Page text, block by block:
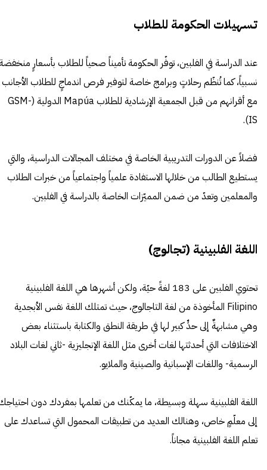
تسهيلات الحكومة للطلاب
عند الدراسة في الفلبين، توفّر الحكومة تأميناً صحياً للطلاب بأسعارٍ
نسبياً، كما تُنظّم رحلاتٍ وبرامج خاصة لتوفير فرص اندماجٍ للطلاب الأجانب
مع أقرانهم من قبل الجمعية الإرشادية للطلاب Mapúa الدولية (GSM-
IS).
فضلاً عن الدورات التدريبية الخاصة في مختلف المجالات الدراسية، والتي
يستطيع الطالب من خلالها الاستفادة علمياً واجتماعياً من خبرات الطلاب
والمعلمين وتعدّ من ضمن المميّزات الخاصة بالدراسة في الفلبين.
اللغة الفلبينية (تجالوج)
تحتوي الفلبين على 183 لغةً حيّة، ولكن أشهرها هي اللغة الفلبينية
Filipino المأخوذة من لغة التاجالوج، حيث تمتلك اللغة نفس الأبجدية
وهي مشابهةٌ إلى حدٍّ كبير لها في طريقة النطق والكتابة باستثناء بعض
الاختلافات التي أحدثتها لغات أخرى مثل اللغة الإنجليزية -ثاني لغات البلاد
الرسمية- واللغات الإسبانية والصينية والملايو.
اللغة الفلبينية سهلة وبسيطة، ما يمكّنك من تعلمها بمفردك دون
إلى معلّمٍ خاص، وهنالك العديد من تطبيقات المحمول التي تساعدك على
تعلم اللغة الفلبينية مجاناً.